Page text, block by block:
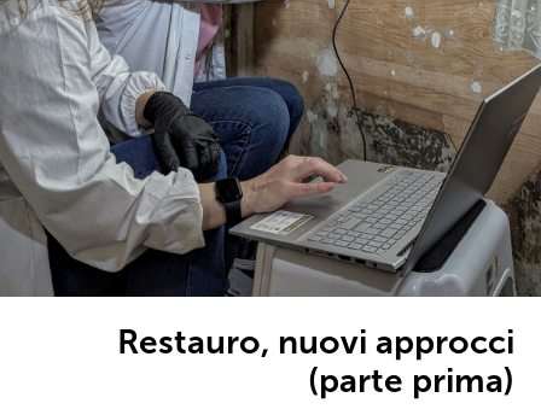
Restauro, nuovi approcci
(parte prima)